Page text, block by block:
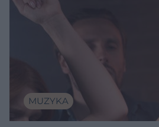
MUZYKA